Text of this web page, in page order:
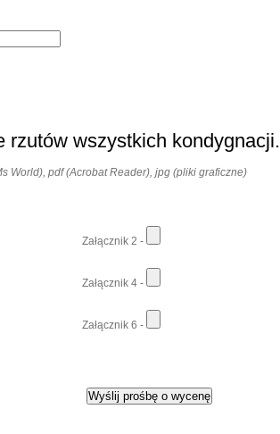
rzutów wszystkich kondygnacji.
World), pdf (Acrobat Reader), jpg (pliki graficzne)
Załącznik 2 -
Załącznik 4 -
Załącznik 6 -